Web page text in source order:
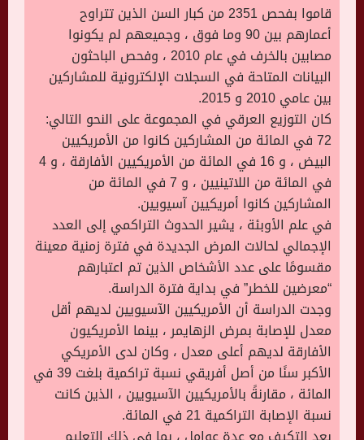
قاموا بفحص 2351 من كبار السن الذين تتراوح
أعمارهم بين 90 وما فوق ، وجميعهم لم يكونوا
مصابين بالخرف في عام 2010 ، وفحص الباحثون
البيانات المتاحة في السجلات الإلكترونية للمشاركين
بين عامي 2010 و 2015.
كان التوزيع العرقي في المجموعة على النحو التالي:
72 في المائة من المشاركين كانوا من الأمريكيين
البيض ، و 16 في المائة من الأمريكيين الأفارقة ، و 4
في المائة من اللاتينيين ، و 7 في المائة من
المشاركين كانوا أمريكيين آسيويين.
في علم الأوبئة ، يشير الحدوث التراكمي إلى العدد
الإجمالي لحالات المرض الجديدة في فترة زمنية معينة
مقسومًا على عدد الأشخاص الذين تم اعتبارهم
“معرضين للخطر” في بداية فترة الدراسة.
وجدت الدراسة أن الأمريكيين الآسيويين لديهم أقل
معدل للإصابة بمرض الزهايمر ، بينما الأمريكيون
الأفارقة لديهم أعلى معدل ، وكان لدى الأمريكي
الأكبر سنًا من أصل أفريقي نسبة تراكمية بلغت 39 في
المائة ، مقارنةً بالأمريكيين الآسيويين ، الذين كانت
نسبة الإصابة التراكمية 21 في المائة.